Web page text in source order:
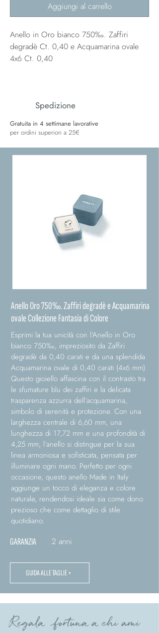
Aggiungi al carrello
Anello in Oro bianco 750‰. Zaffiri
degradè Ct. 0,40 e Acquamarina ovale
4x6 Ct. 0,40
Spedizione
Gratuita in 4 settimane lavorative
per ordini superiori a 25€
Anello Oro 750‰. Zaffiri degradè e Acquamarina
ovale Collezione Fantasia di Colore
Esprimi la tua unicità con l'Anello in Oro
bianco 750‰, impreziosito da Zaffiri
degradè da 0,40 carati e da una splendida
Acquamarina ovale di 0,40 carati (4x6 mm).
Questo gioiello affascina con il contrasto tra
le sfumature blu dei zaffiri e la delicata
trasparenza azzurra dell’acquamarina,
simbolo di serenità e protezione. Con una
larghezza centrale di 6,60 mm, una
lunghezza di 17,72 mm e una profondità di
4,25 mm, l’anello si distingue per la sua
linea armoniosa e sofisticata, pensata per
illuminare ogni mano. Perfetto per ogni
occasione, questo anello Made in Italy
aggiunge un tocco di eleganza e colore
naturale, rendendosi ideale sia come dono
prezioso che come dettaglio di stile
quotidiano.
GARANZIA 2 anni
GUIDA ALLE TAGLIE >
Regala fortuna a chi ami